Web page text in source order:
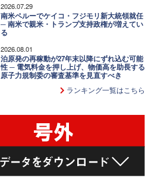
2026.07.29
南米ペルーでケイコ・フジモリ新大統領就任
─ 南米で親米・トランプ支持政権が増えてい
る
2026.08.01
泊原発の再稼動が27年末以降にずれ込む可能
性 ─ 電気料金を押し上げ、物価高を助長する
原子力規制委の審査基準を見直すべき
ランキング一覧はこちら